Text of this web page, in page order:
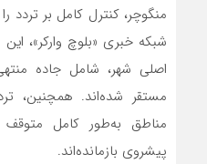
منگوچر، کنترل کامل بر تردد را
شبکه خبری «بلوچ وارکر»،
اصلی شهر، شامل جاده
مستقر شده‌اند. همچنین،
مناطق به‌طور کامل
پیشروی بازمانده‌اند.